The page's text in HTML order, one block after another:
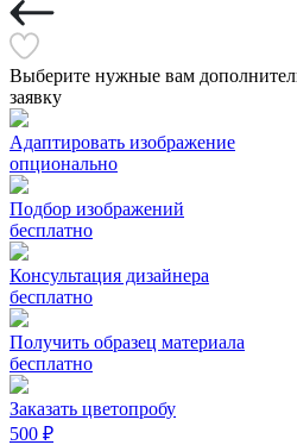
Выберите нужные вам
заявку
Адаптировать изображение
опционально
Подбор изображений
бесплатно
Консультация дизайнера
бесплатно
Получить образец материала
бесплатно
Заказать цветопробу
500 ₽